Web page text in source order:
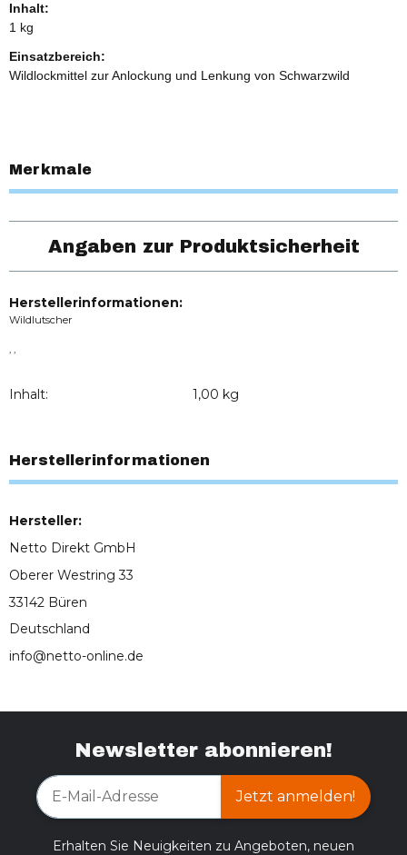
Inhalt:
1 kg
Einsatzbereich:
Wildlockmittel zur Anlockung und Lenkung von Schwarzwild
Merkmale
Angaben zur Produktsicherheit
Herstellerinformationen:
Wildlutscher
, ,
Inhalt: 1,00 kg
Herstellerinformationen
Hersteller:
Netto Direkt GmbH
Oberer Westring 33
33142 Büren
Deutschland
info@netto-online.de
Newsletter abonnieren!
Jetzt anmelden!
Erhalten Sie Neuigkeiten zu Angeboten, neuen